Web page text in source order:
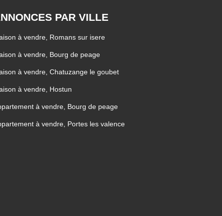
PAR VILLE
à vendre, Romans sur isere
à vendre, Bourg de peage
à vendre, Chatuzange le goubet
à vendre, Hostun
à vendre, Bourg de peage
à vendre, Portes les valence